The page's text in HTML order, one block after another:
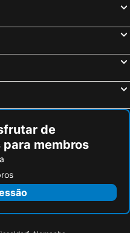
de
membros